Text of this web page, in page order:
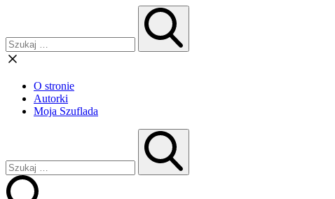
O stronie
Autorki
Moja Szuflada